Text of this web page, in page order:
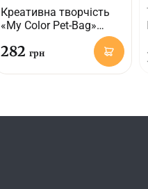
Креативна творчість
«My Color Pet-Bag»
(розписна сумочка)
282 грн